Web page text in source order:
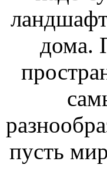
дома.
пусть